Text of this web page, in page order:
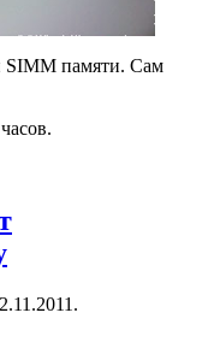
SIMM памяти. Сам